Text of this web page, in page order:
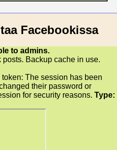
Facebookissa
to admins.
Backup cache in use.
The session has been
their password or
for security reasons. Type: